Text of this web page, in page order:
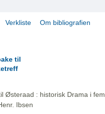
Verkliste Om bibliografien
til
Østeraad : historisk Drama i fem
Ibsen